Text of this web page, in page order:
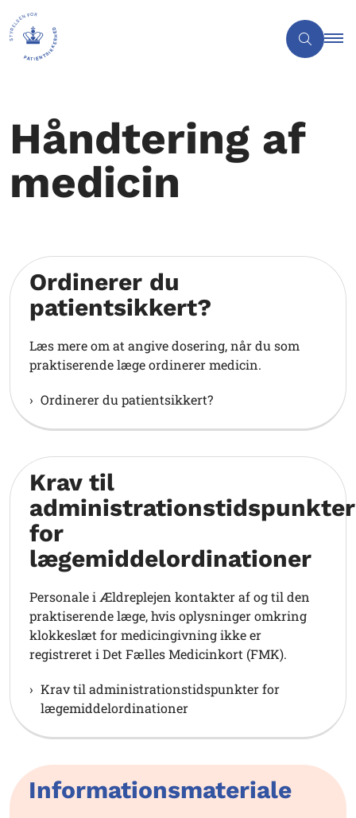
Håndtering af
medicin
Ordinerer du
patientsikkert?
Læs mere om at angive dosering, når du som
praktiserende læge ordinerer medicin.
Ordinerer du patientsikkert?
Krav til
administrationstidspunkter
for
lægemiddelordinationer
Personale i Ældreplejen kontakter af og til den
praktiserende læge, hvis oplysninger omkring
klokkeslæt for medicingivning ikke er
registreret i Det Fælles Medicinkort (FMK).
Krav til administrationstidspunkter for
lægemiddelordinationer
Informationsmateriale